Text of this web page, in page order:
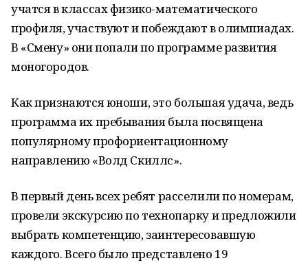
учатся в классах физико-математического
профиля, участвуют и побеждают в олимпиадах.
В «Смену» они попали по программе развития
моногородов.
Как признаются юноши, это большая удача, ведь
программа их пребывания была посвящена
популярному профориентационному
направлению «Волд Скиллс».
В первый день всех ребят расселили по номерам,
провели экскурсию по технопарку и предложили
выбрать компетенцию, заинтересовавшую
каждого. Всего было представлено 19